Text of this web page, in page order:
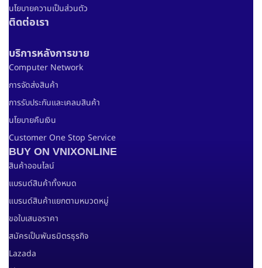
นโยบายความเป็นส่วนตัว
ติดต่อเรา
บริการหลังการขาย
Computer Network
การจัดส่งสินค้า
การรับประกันและเคลมสินค้า
นโยบายคืนเงิน
Customer One Stop Service
BUY ON VNIXONLINE
สินค้าออนไลน์
แบรนด์สินค้าทั้งหมด
แบรนด์สินค้าแยกตามหมวดหมู่
ขอใบเสนอราคา
สมัครเป็นพันธมิตรธุรกิจ
Lazada